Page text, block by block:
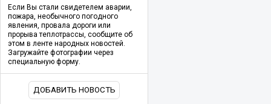
Если Вы стали свидетелем аварии,
пожара, необычного погодного
явления, провала дороги или
прорыва теплотрассы, сообщите об
этом в ленте народных новостей.
Загружайте фотографии через
специальную форму.
ДОБАВИТЬ НОВОСТЬ